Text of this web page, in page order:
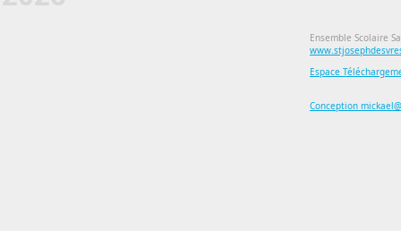
Ensemble Scolaire
Espace
Conception